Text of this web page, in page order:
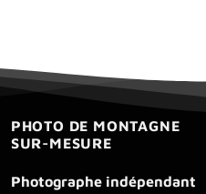
PHOTO DE MONTAGNE
SUR-MESURE
Photographe indépendant